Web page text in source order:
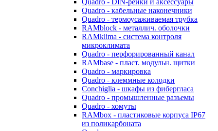
Quadro - DIN-рейки и аксессуары
Quadro - кабельные наконечники
Quadro - термоусаживаемая трубка
RAMblock - металлич. оболочки
RAMklima - система контроля
микроклимата
Quadro - перфорированный канал
RAMbase - пласт. модульн. щитки
Quadro - маркировка
Quadro - клеммные колодки
Conchiglia - шкафы из фибергласа
Quadro - промышленные разъемы
Quadro - хомуты
RAMbox - пластиковые корпуса IP67
из поликарбоната